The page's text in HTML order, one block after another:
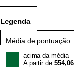
Legenda
Média de pontuação
acima da média
A partir de 554,06